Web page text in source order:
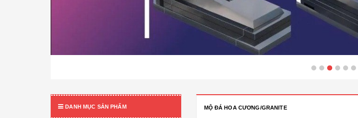
DANH MỤC SẢN PHẨM MỘ ĐÁ HOA CƯƠNG/GRANITE